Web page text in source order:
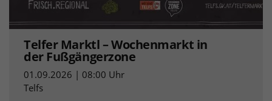
Telfer Marktl – Wochenmarkt in
der Fußgängerzone
01.09.2026 | 08:00 Uhr
Telfs